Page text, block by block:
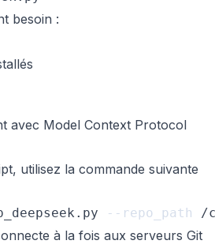
besoin :
avec Model Context Protocol
utilisez la commande suivante
--repo_path
à la fois aux serveurs Git